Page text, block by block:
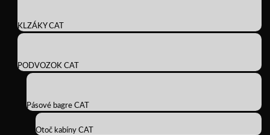
KLZÁKY CAT
PODVOZOK CAT
Pásové bagre CAT
Otoč kabíny CAT